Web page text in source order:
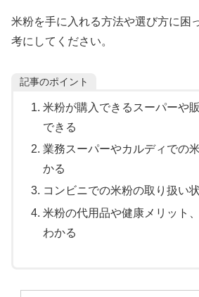
米粉を手に入れる方法や選び方に困
考にしてください。
記事のポイント
米粉が購入できるスーパーや
できる
業務スーパーやカルディでの
かる
コンビニでの米粉の取り扱い
米粉の代用品や健康メリット
わかる